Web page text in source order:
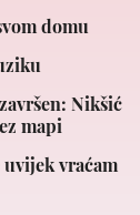
domu
Nikšić
mapi
vraćam